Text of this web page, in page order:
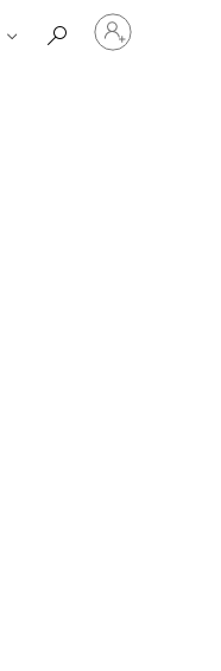
Prisijunkite
prie
paskyros